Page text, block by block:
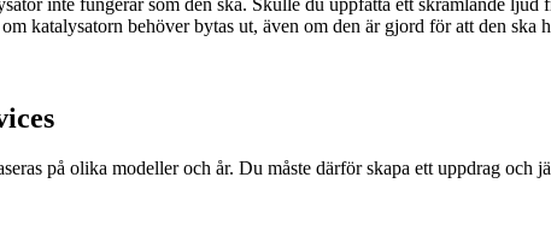
katalysatorn behöver bytas ut, även om den är gjord för att den ska
på olika modeller och år. Du måste därför skapa ett uppdrag